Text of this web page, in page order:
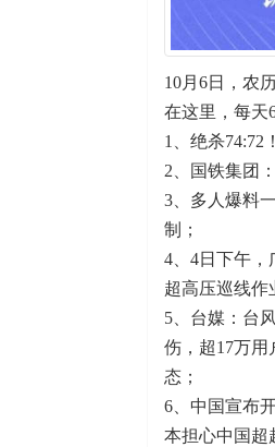
10月6日，农
在这里，每天
1、绝杀74:72
2、国铁集团
3、多人爆料
制；
4、4日下午
超高压巡线作
5、台媒：台
伤，超17万用
态；
6、中国宣布
本担心中国超